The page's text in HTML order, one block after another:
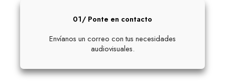
01/ Ponte en contacto
Envíanos un correo con tus necesidades
audiovisuales.